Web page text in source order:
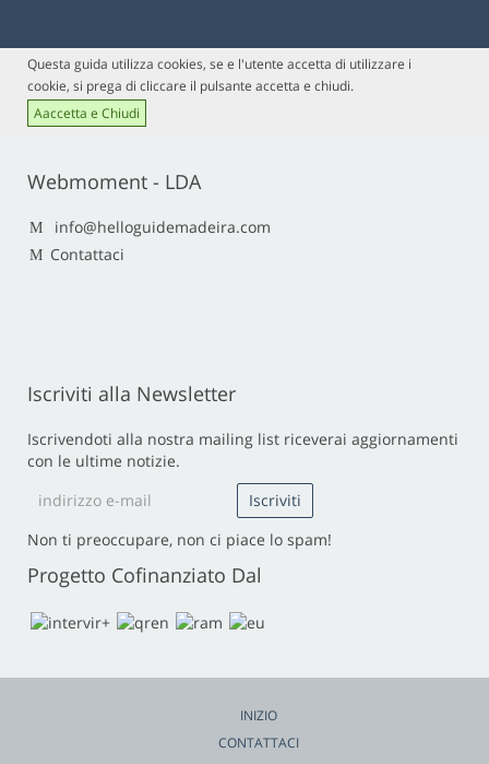
Questa guida utilizza cookies, se e l'utente accetta di utilizzare i
cookie, si prega di cliccare il pulsante accetta e chiudi.
Aaccetta e Chiudi
Webmoment - LDA
info@helloguidemadeira.com
Contattaci
Iscriviti alla Newsletter
Iscrivendoti alla nostra mailing list riceverai aggiornamenti
con le ultime notizie.
Non ti preoccupare, non ci piace lo spam!
Progetto Cofinanziato Dal
INIZIO
CONTATTACI